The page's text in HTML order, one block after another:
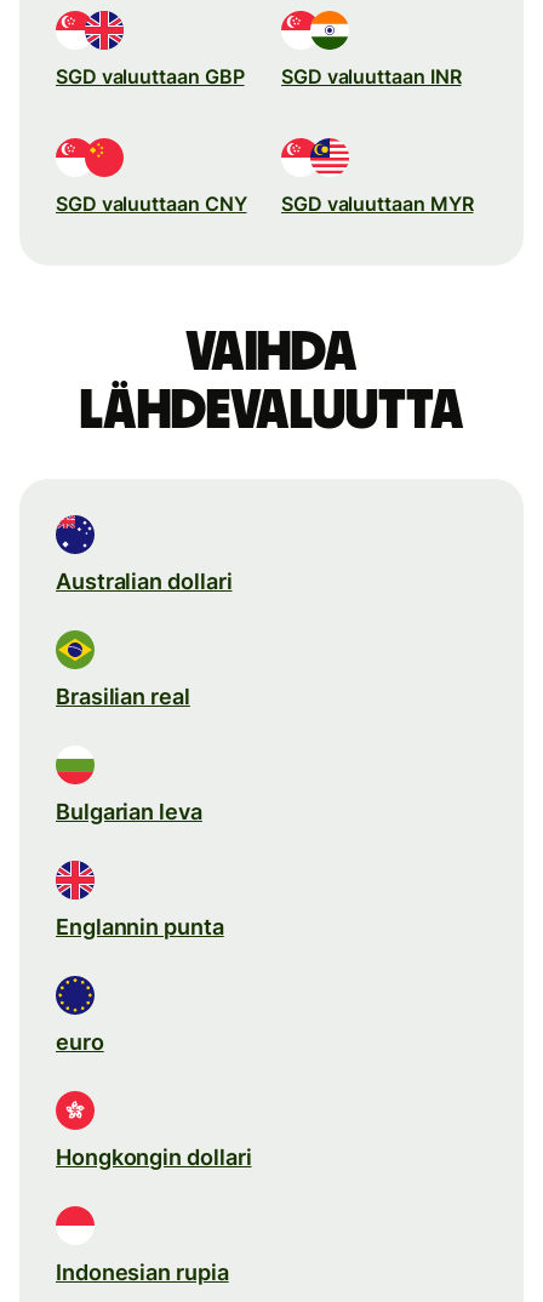
SGD valuuttaan GBP SGD valuuttaan INR
SGD valuuttaan CNY SGD valuuttaan MYR
Vaihda
lähdevaluutta
Australian dollari
Brasilian real
Bulgarian leva
Englannin punta
euro
Hongkongin dollari
Indonesian rupia